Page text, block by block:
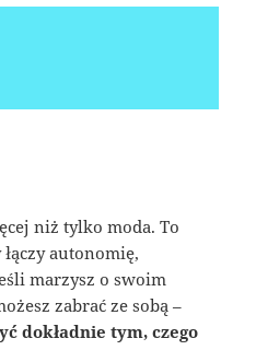
niż tylko moda. To
autonomię,
marzysz o swoim
zabrać ze sobą –
dokładnie tym, czego